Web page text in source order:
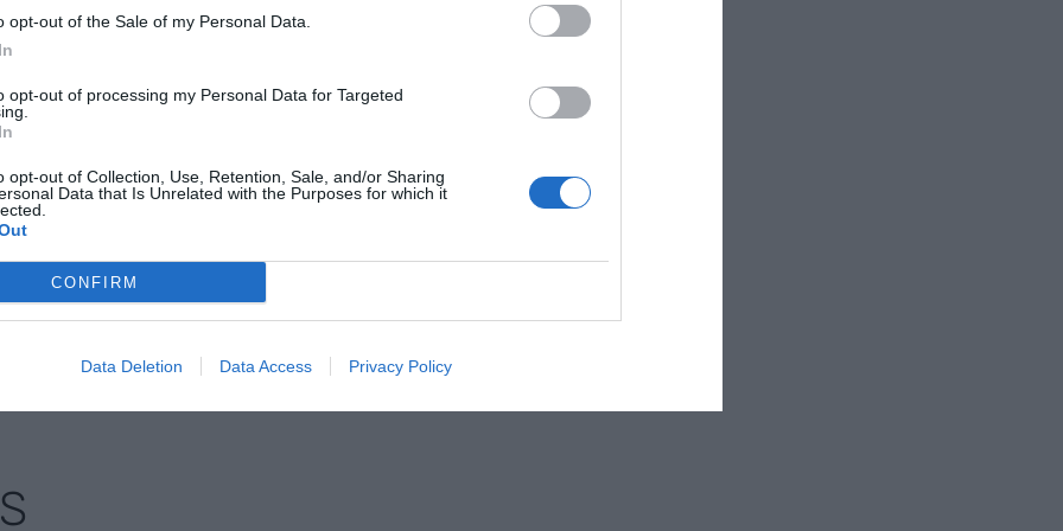
opt-out of the Sale of my Personal Data.
opt-out of processing my Personal Data for Targeted
opt-out of Collection, Use, Retention, Sale, and/or Sharing
Data that Is Unrelated with the Purposes for which it
CONFIRM
Data Deletion Data Access Privacy Policy
polític del país de l'importador, en cas que se
de comerç exterior a l'estat espanyol, amb
d'importació, del 30,4% en crèdits
emesos i rebuts. L'entitat té accés efectiu a
xarxa de 1.600 bancs corresponsals per
d'actualitat